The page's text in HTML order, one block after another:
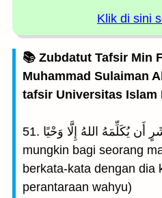
Klik di sini
📚 Zubdatut Tafsir Min
Muhammad Sulaiman
tafsir Universitas Islam
51. وَمَا كَانَ لِبَشَرٍ أَن يُكَلِّمَهُ اللهُ إِلَّا وَحْيًا (Dan tidak
mungkin bagi seorang
berkata-kata dengan dia
perantaraan wahyu)